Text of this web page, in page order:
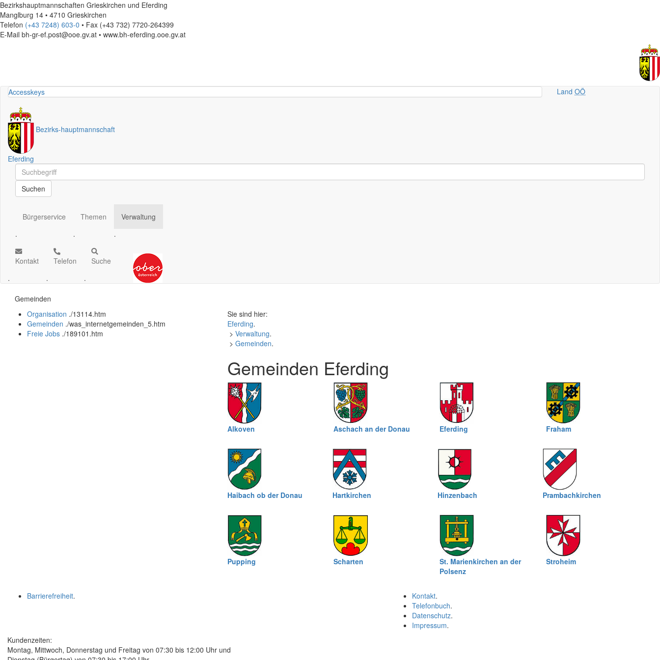
Bezirkshauptmannschaften Grieskirchen und Eferding
Manglburg 14 • 4710 Grieskirchen
Telefon (+43 7248) 603-0 • Fax (+43 732) 7720-264399
E-Mail bh-gr-ef.post@ooe.gv.at • www.bh-eferding.ooe.gv.at
Accesskeys LandOÖ
Bezirks-hauptmannschaft
Eferding
Schnellsuche
Schnellsuche
Suchen
Bürgerservice
.
Themen
.
Verwaltung
.
Kontakt
.
Telefon
.
Suche
.
Gemeinden
Organisation ./13114.htm
Gemeinden ./was_internetgemeinden_5.htm
Freie Jobs ./189101.htm
Sie sind hier:
Eferding.
> Verwaltung.
> Gemeinden.
Gemeinden Eferding
Alkoven Aschach an der Donau Eferding Fraham
Haibach ob der Donau Hartkirchen Hinzenbach Prambachkirchen
Pupping Scharten
St. Marienkirchen an der
Polsenz
Stroheim
Kontakt.
Telefonbuch.
Datenschutz.
Impressum.
Barrierefreiheit.
Kundenzeiten:
Montag, Mittwoch, Donnerstag und Freitag von 07:30 bis 12:00 Uhr und